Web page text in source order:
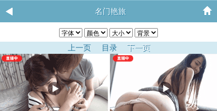
名门艳旅
上一页 目录 下一页